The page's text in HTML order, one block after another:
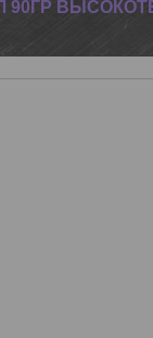
90ГР